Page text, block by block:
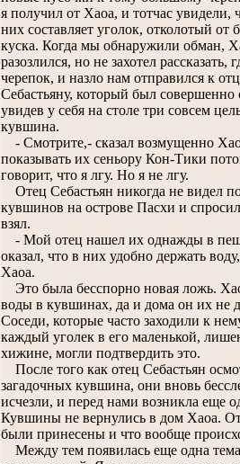
я получил от Хаоа, и тотчас увидели,
них составляет уголок, отколотый от
куска. Когда мы обнаружили обман,
разозлился, но не захотел рассказать,
черепок, и назло нам отправился к
Себастьяну, который был
увидев у себя на столе три совсем
кувшина.
- Смотрите,- сказал возмущенно
показывать их сеньору Кон-Тики
говорит, что я лгу. Но я не лгу.
Отец Себастьян никогда не видел
кувшинов на острове Пасхи и
взял.
- Мой отец нашел их однажды в
оказал, что в них удобно держать
Хаоа.
Это была бесспорно новая ложь.
воды в кувшинах, да и дома он их не
Соседи, которые часто заходили к
каждый уголек в его маленькой,
хижине, могли подтвердить это.
После того как отец Себастьян
загадочных кувшина, они вновь
исчезли, и перед нами возникла еще
Кувшины не вернулись в дом Хаоа.
были принесены и что вообще
Между тем появилась еще одна